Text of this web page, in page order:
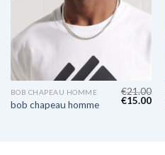
BOB CHAPEAU HOMME
bob chapeau homme
€21.00
€15.00